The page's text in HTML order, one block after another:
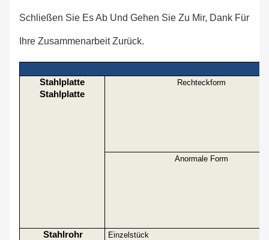
Schließen Sie Es Ab Und Gehen Sie Zu Mir, Dank Für
Ihre Zusammenarbeit Zurück.
Stahlplatte
Stahlplatte
Rechteckform
Anormale Form
Stahlrohr
Einzelstück